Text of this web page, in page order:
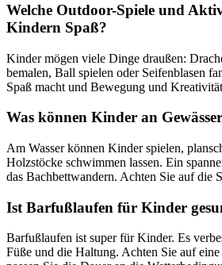
Welche Outdoor-Spiele und
Kindern Spaß?
Kinder mögen viele Dinge draußen:
bemalen, Ball spielen oder Seifenblasen
Spaß macht und Bewegung und
Was können Kinder an
Am Wasser können Kinder spielen,
Holzstöcke schwimmen lassen. Ein
das Bachbettwandern. Achten Sie auf die
Ist Barfußlaufen für Kinder
Barfußlaufen ist super für Kinder. Es
Füße und die Haltung. Achten Sie auf